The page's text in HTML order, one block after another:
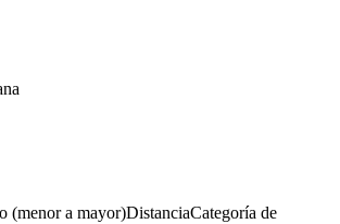
(menor a mayor)DistanciaCategoría de